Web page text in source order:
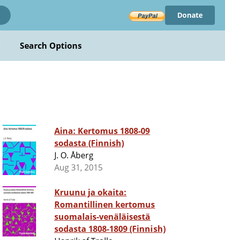
Donate
Search Options
Aina: Kertomus 1808-09
sodasta (Finnish)
J. O. Åberg
Aug 31, 2015
Kruunu ja okaita:
Romantillinen kertomus
suomalais-venäläisestä
sodasta 1808-1809 (Finnish)